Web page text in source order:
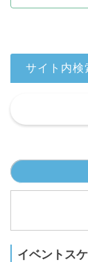
サイト内検
イベントス